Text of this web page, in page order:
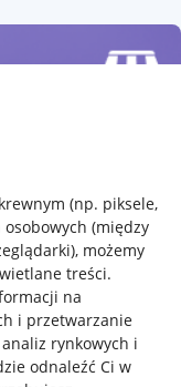
(np. piksele,
(między
, możemy
treści.
na
i przetwarzanie
rynkowych i
odnaleźć Ci w